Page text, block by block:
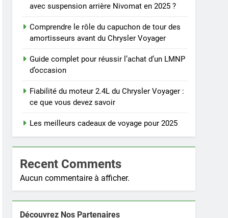
avec suspension arrière Nivomat en 2025 ?
Comprendre le rôle du capuchon de tour des
amortisseurs avant du Chrysler Voyager
Guide complet pour réussir l’achat d’un LMNP
d’occasion
Fiabilité du moteur 2.4L du Chrysler Voyager :
ce que vous devez savoir
Les meilleurs cadeaux de voyage pour 2025
Recent Comments
Aucun commentaire à afficher.
Découvrez Nos Partenaires